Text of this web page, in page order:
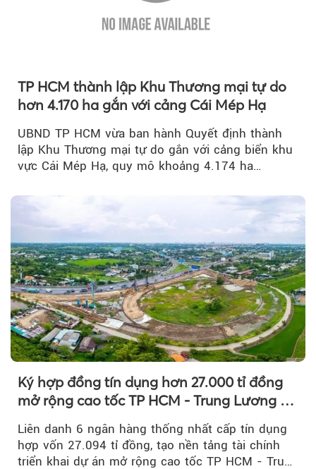
TP HCM thành lập Khu Thương mại tự do
hơn 4.170 ha gắn với cảng Cái Mép Hạ
UBND TP HCM vừa ban hành Quyết định thành
lập Khu Thương mại tự do gắn với cảng biển khu
vực Cái Mép Hạ, quy mô khoảng 4.174 ha…
Ký hợp đồng tín dụng hơn 27.000 tỉ đồng
mở rộng cao tốc TP HCM - Trung Lương -
Liên danh 6 ngân hàng thống nhất cấp tín dụng
hợp vốn 27.094 tỉ đồng, tạo nền tảng tài chính
triển khai dự án mở rộng cao tốc TP HCM - Trung